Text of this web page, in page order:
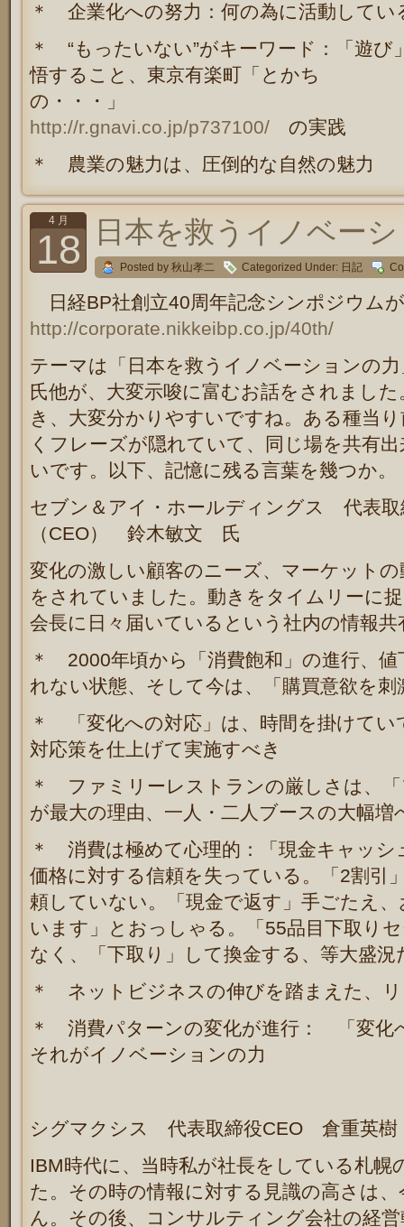
＊ 企業化への努力：何の為に活動してい
＊ “もったいない”がキーワード：「遊び
悟すること、東京有楽町「とかち
の・・・」
http://r.gnavi.co.jp/p737100/ の実践
＊ 農業の魅力は、圧倒的な自然の魅力
4 月
18 日本を救うイノベー
Posted by 秋山孝二 Categorized Under: 日記
日経BP社創立40周年記念シンポジウム
http://corporate.nikkeibp.co.jp/40th/
テーマは「日本を救うイノベーションの
氏他が、大変示唆に富むお話をされまし
き、大変分かりやすいですね。ある種当
くフレーズが隠れていて、同じ場を共有
いです。以下、記憶に残る言葉を幾つか。
セブン＆アイ・ホールディングス 代表
（CEO） 鈴木敏文 氏
変化の激しい顧客のニーズ、マーケット
をされていました。動きをタイムリーに
会長に日々届いているという社内の情報
＊ 2000年頃から「消費飽和」の進行、
れない状態、そして今は、「購買意欲を
＊ 「変化への対応」は、時間を掛けてい
対応策を仕上げて実施すべき
＊ ファミリーレストランの厳しさは、
が最大の理由、一人・二人ブースの大幅増
＊ 消費は極めて心理的：「現金キャッ
価格に対する信頼を失っている。「2割引
頼していない。「現金で返す」手ごたえ
います」とおっしゃる。「55品目下取り
なく、「下取り」して換金する、等大盛
＊ ネットビジネスの伸びを踏まえた、
＊ 消費パターンの変化が進行： 「変化
それがイノベーションの力
シグマクシス 代表取締役CEO 倉重英
IBM時代に、当時私が社長をしている札幌
た。その時の情報に対する見識の高さは
ん。その後、コンサルティング会社の経